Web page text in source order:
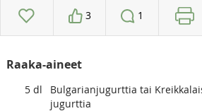
3 1
Raaka-aineet
5 dl
Bulgarianjugurttia tai
jugurttia